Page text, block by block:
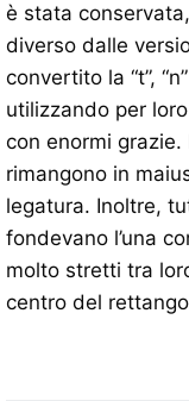
è stata
diverso dalle
convertito la “t”,
utilizzando per
con enormi grazie.
rimangono in
legatura. Inoltre,
fondevano l’una
molto stretti tra
centro del